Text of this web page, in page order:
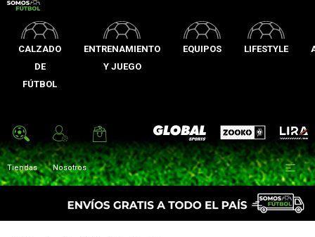
CALZADO
DE
FÚTBOL
ENTRENAMIENTO
Y JUEGO
EQUIPOS LIFESTYLE
Global Sports Zooko Lira
Tiendas Nosotros 